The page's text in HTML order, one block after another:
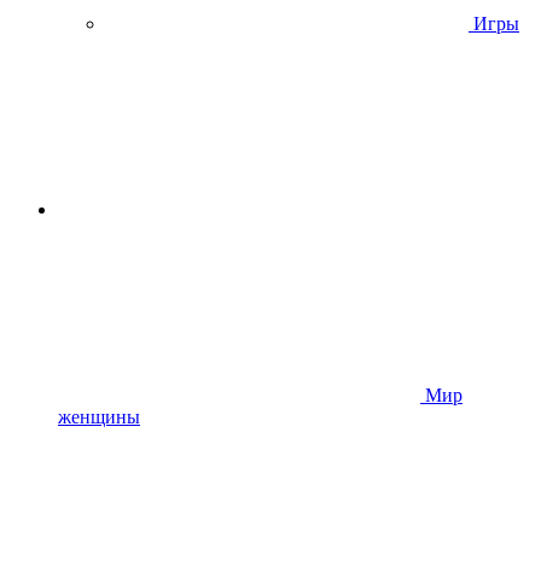
Игры
Мир
женщины